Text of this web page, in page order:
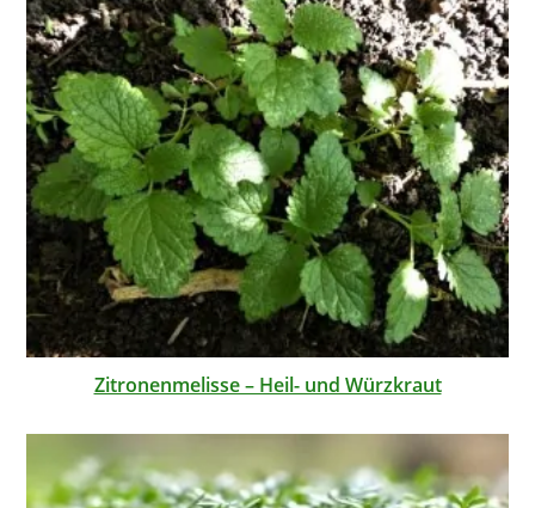
Zitronenmelisse – Heil- und Würzkraut